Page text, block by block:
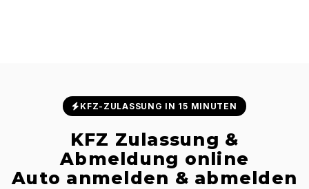
KFZ-ZULASSUNG IN 15 MINUTEN
KFZ Zulassung &
Abmeldung online
Auto anmelden & abmelden